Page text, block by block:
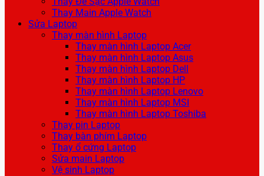
Thay Main Apple Watch
Sửa Laptop
Thay màn hình Laptop
Thay màn hình Laptop Acer
Thay màn hình Laptop Asus
Thay màn hình Laptop Dell
Thay màn hình Laptop HP
Thay màn hình Laptop Lenovo
Thay màn hình Laptop MSI
Thay màn hình Laptop Toshiba
Thay pin Laptop
Thay bàn phím Laptop
Thay ổ cứng Laptop
Sửa main Laptop
Vệ sinh Laptop